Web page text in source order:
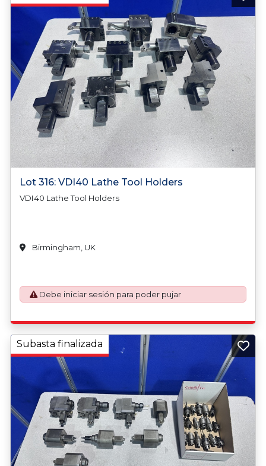
Lot 316: VDI40 Lathe Tool Holders
VDI40 Lathe Tool Holders
Birmingham, UK
Debe iniciar sesión para poder pujar
Subasta finalizada